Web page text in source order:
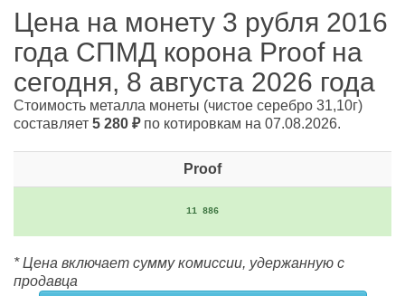
Цена на монету 3 рубля 2016
года СПМД корона Proof на
сегодня, 8 августа 2026 года
Стоимость металла монеты (чистое серебро 31,10г)
составляет 5 280 ₽по котировкам на 07.08.2026.
Proof
11 886
* Цена включает сумму комиссии, удержанную с
продавца